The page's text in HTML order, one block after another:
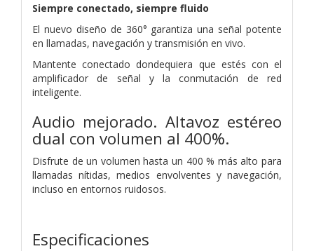
Siempre conectado, siempre fluido
El nuevo diseño de 360° garantiza una señal potente
en llamadas, navegación y transmisión en vivo.
Mantente conectado dondequiera que estés con el
amplificador de señal y la conmutación de red
inteligente.
Audio mejorado. Altavoz estéreo
dual con volumen al 400%.
Disfrute de un volumen hasta un 400 % más alto para
llamadas nítidas, medios envolventes y navegación,
incluso en entornos ruidosos.
Especificaciones